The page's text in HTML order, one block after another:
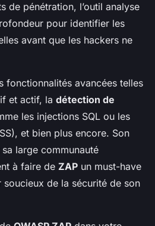
de pénétration, l’outil analyse
pour identifier les
avant que les hackers ne
fonctionnalités avancées telles
et actif, la détection de
les injections SQL ou les
et bien plus encore. Son
large communauté
à faire de ZAP un must-have
de la sécurité de son